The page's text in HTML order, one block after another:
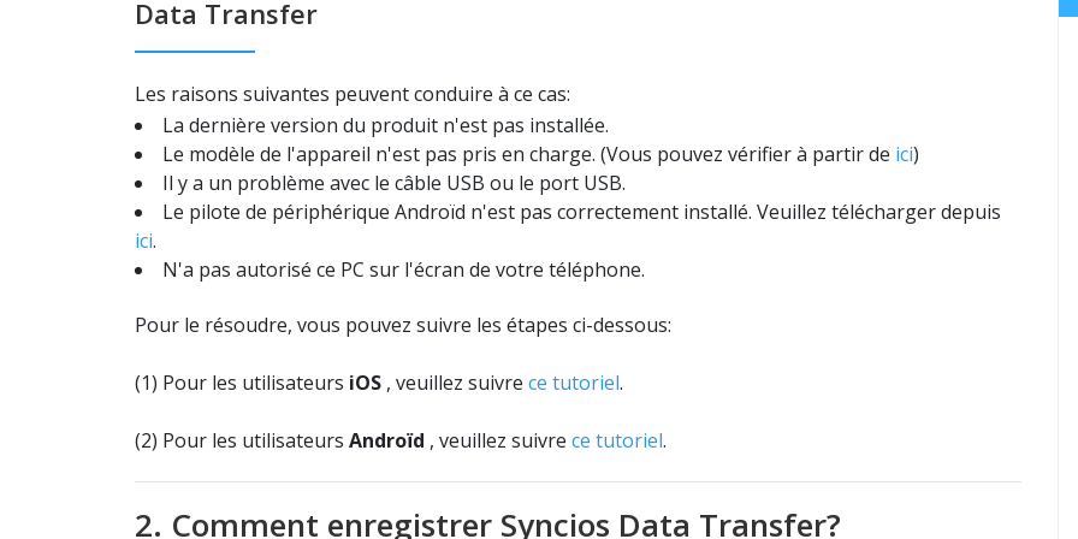
Data Transfer
Les raisons suivantes peuvent conduire à ce cas:
La dernière version du produit n'est pas installée.
Le modèle de l'appareil n'est pas pris en charge. (Vous pouvez vérifier à partir de ici)
Il y a un problème avec le câble USB ou le port USB.
Le pilote de périphérique Androïd n'est pas correctement installé. Veuillez télécharger depuis
ici.
N'a pas autorisé ce PC sur l'écran de votre téléphone.
Pour le résoudre, vous pouvez suivre les étapes ci-dessous:
(1) Pour les utilisateurs iOS , veuillez suivre ce tutoriel.
(2) Pour les utilisateurs Androïd , veuillez suivre ce tutoriel.
2. Comment enregistrer Syncios Data Transfer?